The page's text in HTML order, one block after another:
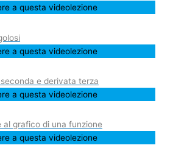
a questa videolezione
a questa videolezione
e derivata terza
a questa videolezione
al grafico di una funzione
a questa videolezione